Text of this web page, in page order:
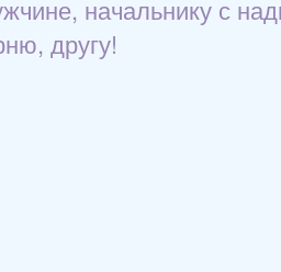
начальнику с
другу!